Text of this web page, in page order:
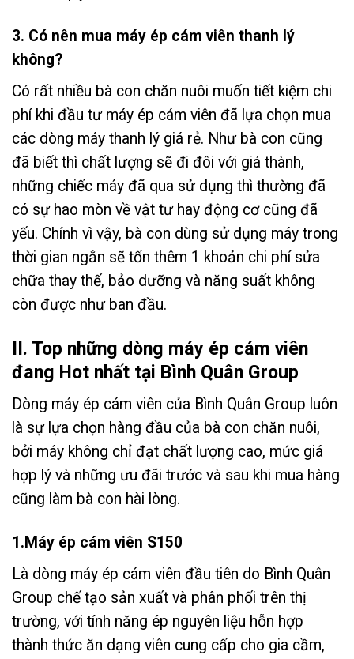
3. Có nên mua máy ép cám viên thanh lý
không?
Có rất nhiều bà con chăn nuôi muốn tiết kiệm chi
phí khi đầu tư máy ép cám viên đã lựa chọn mua
các dòng máy thanh lý giá rẻ. Như bà con cũng
đã biết thì chất lượng sẽ đi đôi với giá thành,
những chiếc máy đã qua sử dụng thì thường đã
có sự hao mòn về vật tư hay động cơ cũng đã
yếu. Chính vì vậy, bà con dùng sử dụng máy trong
thời gian ngắn sẽ tốn thêm 1 khoản chi phí sửa
chữa thay thế, bảo dưỡng và năng suất không
còn được như ban đầu.
II. Top những dòng máy ép cám viên
đang Hot nhất tại Bình Quân Group
Dòng máy ép cám viên của Bình Quân Group luôn
là sự lựa chọn hàng đầu của bà con chăn nuôi,
bởi máy không chỉ đạt chất lượng cao, mức giá
hợp lý và những ưu đãi trước và sau khi mua hàng
cũng làm bà con hài lòng.
1.Máy ép cám viên S150
Là dòng máy ép cám viên đầu tiên do Bình Quân
Group chế tạo sản xuất và phân phối trên thị
trường, với tính năng ép nguyên liệu hỗn hợp
thành thức ăn dạng viên cung cấp cho gia cầm,